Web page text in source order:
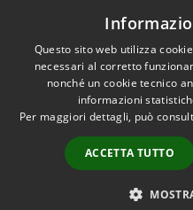
Accessibilità
Privacy
Mappa del sito
Dichiarazione e Feedback
accessibilità sito e app
Questo sito web utilizza
necessari al corretto
nonché un cookie tecnico
informazioni
Per maggiori dettagli, può
ACCETTA TUTTO